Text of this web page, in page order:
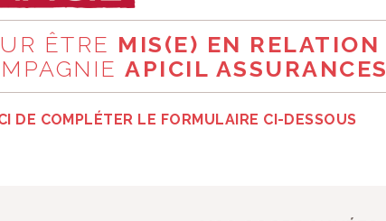
ASSURANCE-VIE POUR UN ENFANT
MINEUR
ÊTRE MIS(E) EN RELATION
APICIL ASSURANCES
DE COMPLÉTER LE FORMULAIRE CI-DESSOUS